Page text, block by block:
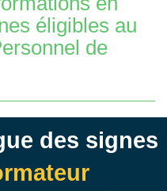
éligibles au
de
des signes